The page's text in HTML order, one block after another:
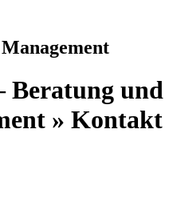
Beratung und
» Kontakt